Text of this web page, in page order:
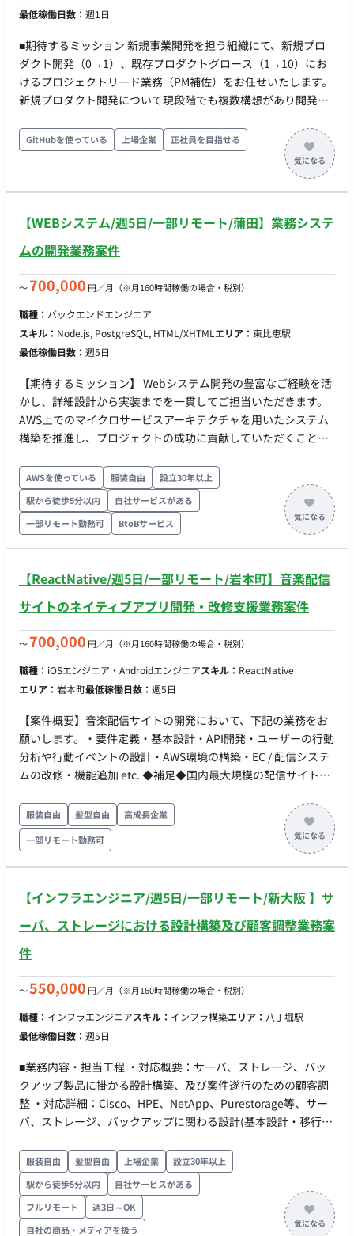
→TypeScript・React ・（バック）→Java・Quarkus ・
管理ツール→Git・GitHub ・プロジェクト管理ツール→独自ツ
ール（社内開発） ■働き方 ・稼働量：正社員：週5日 / 業務委
託：週5日以内で稼働可能 ・リモート稼働：一部リモート（原
則出社となりますが、育児・介護等のご家庭の事情がある場合
はリモート移行への考慮が可能です）
最低稼働日数： 週1日
■期待するミッション 新規事業開発を担う組織にて、新規プロ
ダクト開発（0→1）、既存プロダクトグロース（1→10）にお
けるプロジェクトリード業務（PM補佐）をお任せいたします。
新規プロダクト開発について現段階でも複数構想があり開発を
などからプロジェクトをリードいただくことを想定しており、
これまでの経験が活かせる環境からのスタートとなります。SI/
受託出身者も多数活躍している環境で、入社後のオンボーディ
ングや教育体制としても整備されているため、今後自社サービ
す。 新規プロダクト開発/既存プロダクトグロース/toB/toC など
多様なプロジェクトが走っているため、ご志向をふまえたうえ
としても、マネジメント/エキスパートどちらのコースもありま
業務内容・担当工程 ・プロジェクトの品質・要員・予算管理、
リスクマネジメント、PMの補佐 ・要件定義、基本設計、開発
からリリースまで一連のプロダクト開発業務 ・外部ベンダー含
ー業務） ・一部アーキテクチャーデザイン ※上記業務につきま
しては、ご経験やご希望をもとに柔軟にカバー範囲など設計さ
せていただきます。 ■開発環境 ・（フロント）→TypeScript・
React ・（バック）→Java・Quarkus ・DB→MySQL、
PostgreSQL、Oracle ・インフラ→AWS ・コード管理ツー
ル→Git・GitHub ・プロジェクト管理ツール→独自ツール（社
内開発） ■働き方 ・稼働量：正社員：週5日 / 業務委託：週5
日以内で稼働可能 ・リモート稼働：一部リモート（原則出社と
なりますが、育児・介護等のご家庭の事情がある場合はリモー
GitHubを使っている 上場企業 正社員を目指せる
【WEBシステム/週5日/一部リモート/蒲田】業務システ
ムの開発業務案件
〜700,000 円／月 （※月160時間稼働の場合・税別）
職種： バックエンドエンジニア
スキル： Node.js, PostgreSQL, HTML/XHTML エリア： 東比恵駅
最低稼働日数： 週5日
【期待するミッション】 Webシステム開発の豊富なご経験を活
かし、詳細設計から実装までを一貫してご担当いただきます。
AWS上でのマイクロサービスアーキテクチャを用いたシステム
構築を推進し、プロジェクトの成功に貢献していただくことを
工程 2026年6～9月：PG/PT工程 ※詳細は面談時にご説明させ
ていただきます。 ■業務の流れ ①検証内容検討 ②実装環境
調査 ③環境構築 ④開発 ⑤検証 ■開発環境 言語： ①クラ
イアントアプリ：C#、html、css、javascript ②Webアプリ：
html、css、javascript、javascript、Node.js ③WebAPI：
ReactElectron、Node.js、.net ②Webアプリ：React、Node.js
③WebAPI：Node.js DB： Amazon Aurora（ PostgreSQL ）
Windows 11、Android（最新Ver） ②Webアプリ：Amazon
Lambda ④認証：Amazon Cognito ⑤WebSocket：AWS
AppSync ⑥静的保存：Amazon S3 ツール： ①エディタ、
・稼働量：1人月を想定 ・稼働スタイル：蒲田オフィス（東
京）にご出社をお願いいたします。 ※フルリモートは要相談 ・
フレックス稼働：応相談
AWSを使っている 服装自由
設立30年以上
駅から徒歩5分以内
自社サービスがある
一部リモート勤務可
BtoBサービス
【ReactNative/週5日/一部リモート/岩本町】音楽配信
サイトのネイティブアプリ開発・改修支援業務案件
〜700,000 円／月 （※月160時間稼働の場合・税別）
職種： iOSエンジニア・Androidエンジニアスキル： ReactNative
エリア： 岩本町最低稼働日数： 週5日
【案件概要】音楽配信サイトの開発において、下記の業務をお
願いします。・要件定義・基本設計・API開発・ユーザーの行動
分析や行動イベントの設計・AWS環境の構築・EC / 配信システ
ムの改修・機能追加 etc. ◆補足◆国内最大規模の配信サイトを
イレクトに得ることが可能で、技術的な提案等もしやすい環境
となっております。 ◆主な開発環境・ツール◆・言語：
TypeScript・FW/環境：ReactNative / Expo・管理ツール：
firebase・Git
服装自由 髪型自由
高成長企業
一部リモート勤務可
【インフラエンジニア/週5日/一部リモート/新大阪 】サ
ーバ、ストレージにおける設計構築及び顧客調整業務案
件
〜550,000 円／月 （※月160時間稼働の場合・税別）
職種： インフラエンジニアスキル： インフラ構築エリア： 八丁堀駅
最低稼働日数： 週5日
■業務内容・担当工程 ・対応概要：サーバ、ストレージ、バッ
クアップ製品に掛かる設計構築、及び案件遂行のための顧客調
整 ・対応詳細：Cisco、HPE、NetApp、Purestorage等、サー
バ、ストレージ、バックアップに関わる設計(基本設計・移行設
ートナー協業体制における現地作業統括)、及び案件遂行のため
の顧客調整など。 ・顧客調整：全体スケジュール、課題管理
表、WBSなどの顧客調整等 ・設計：基本設計、移行設計、パラ
メータシート作成、試験シート作成、作業手順書作成等 ・構
築：機器設定、Config作成、事前試験、現地構築(弊社のパート
服装自由 髪型自由 上場企業
設立30年以上
駅から徒歩5分以内
自社サービスがある
フルリモート
週3日～OK
自社の商品・メディアを扱う